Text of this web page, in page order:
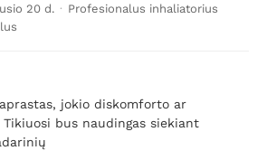
20 d. · Profesionalus inhaliatorius
jokio diskomforto ar
bus naudingas siekiant